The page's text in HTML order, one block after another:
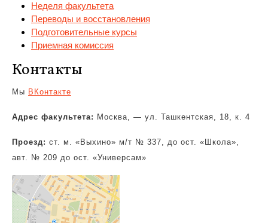
Неделя факультета
Переводы и восстановления
Подготовительные курсы
Приемная комиссия
Контакты
Мы ВКонтакте
Адрес факультета: Москва, — ул. Ташкентская, 18, к. 4
Проезд: ст. м. «Выхино» м/т № 337, до ост. «Школа»,
авт. № 209 до ост. «Универсам»